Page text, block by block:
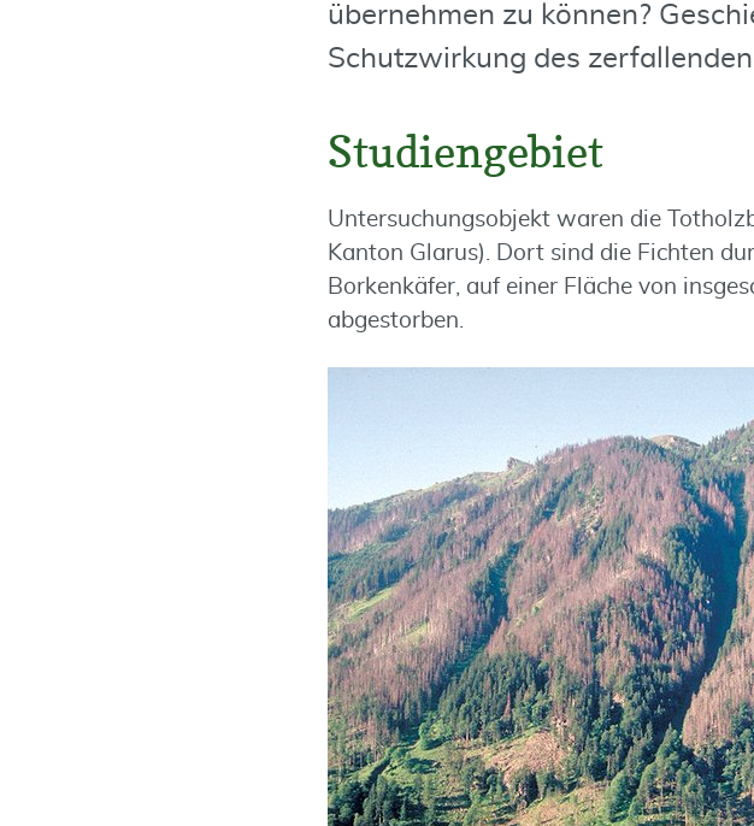
übernehmen zu können?
Schutzwirkung des
Studiengebiet
Untersuchungsobjekt waren die
Kanton Glarus). Dort sind die Fichten
Borkenkäfer, auf einer Fläche von
abgestorben.